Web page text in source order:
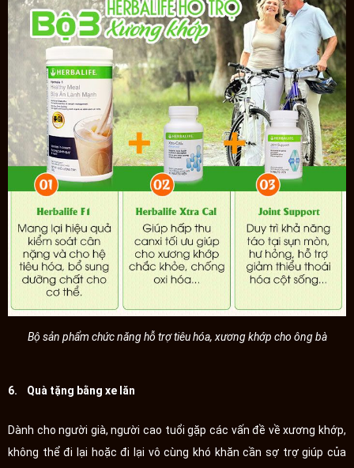
Bộ sản phẩm chức năng hỗ trợ tiêu hóa, xương khớp cho ông bà
6. Quà tặng bằng xe lăn
Dành cho người già, người cao tuổi gặp các vấn đề về xương khớp,
không thể đi lại hoặc đi lại vô cùng khó khăn cần sợ trợ giúp của